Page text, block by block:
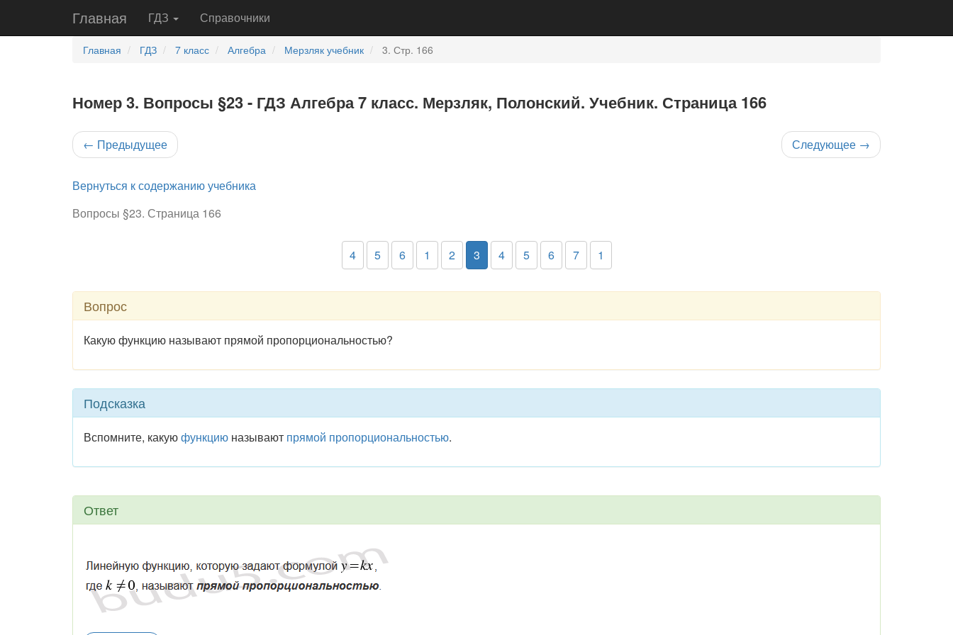
Главная ГДЗ Справочники
Главная ГДЗ 7 класс Алгебра Мерзляк учебник 3. Стр. 166
Номер 3. Вопросы §23 - ГДЗ Алгебра 7 класс. Мерзляк, Полонский. Учебник. Страница 166
← Предыдущее Следующее →
Вернуться к содержанию учебника
Вопросы §23. Страница 166
4 5 6 1 2 3 4 5 6 7 1
Вопрос
Какую функцию называют прямой пропорциональностью?
Подсказка
Вспомните, какуюфункцию называют прямой пропорциональностью.
Ответ